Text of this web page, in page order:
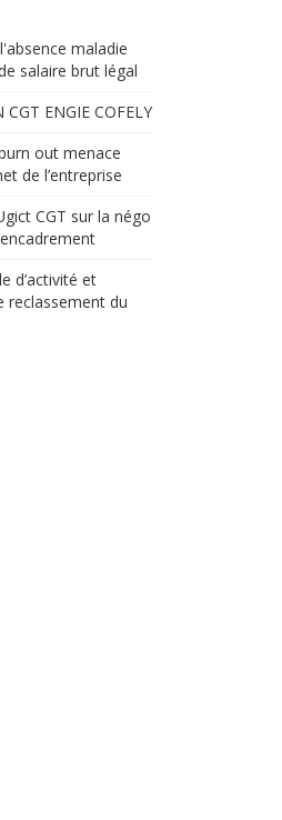
maladie
salaire brut légal
ENGIE COFELY
out menace
de l’entreprise
CGT sur la négo
d’activité et
reclassement du